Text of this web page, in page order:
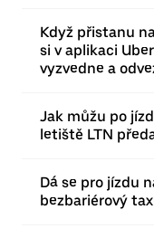
Když přistanu
si v aplikaci
vyzvedne a
Jak můžu po
letiště LTN
Dá se pro jízdu
bezbariérový